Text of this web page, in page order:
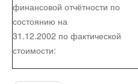
финансовой отчётности по
состоянию на
31.12.2002 по фактической
стоимости: